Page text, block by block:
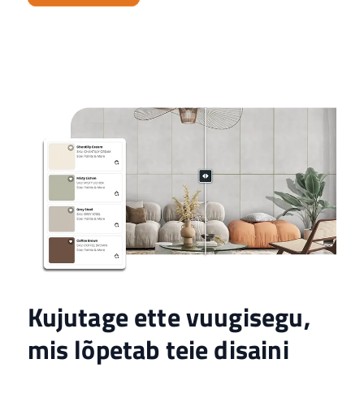
Kujutage ette vuugisegu,
mis lõpetab teie disaini